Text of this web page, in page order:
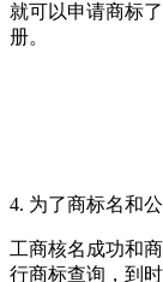
就可以申请商标
册。
4. 为了商标名和
工商核名成功和
行商标查询，到